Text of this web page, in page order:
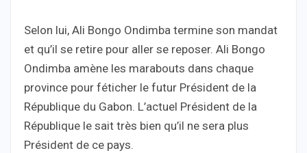
Selon lui, Ali Bongo Ondimba termine son mandat
et qu’il se retire pour aller se reposer. Ali Bongo
Ondimba amène les marabouts dans chaque
province pour féticher le futur Président de la
République du Gabon. L’actuel Président de la
République le sait très bien qu’il ne sera plus
Président de ce pays.